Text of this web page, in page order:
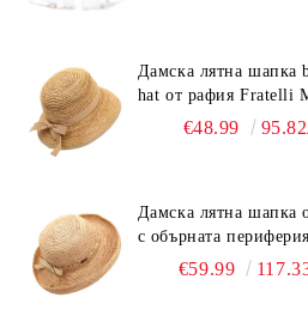
Дамска лятна шапка
hat от рафия Fratelli
Светлокафяв
€48.99
Дамска лятна шапка
с обърната
бежова лента Fratelli
€59.99